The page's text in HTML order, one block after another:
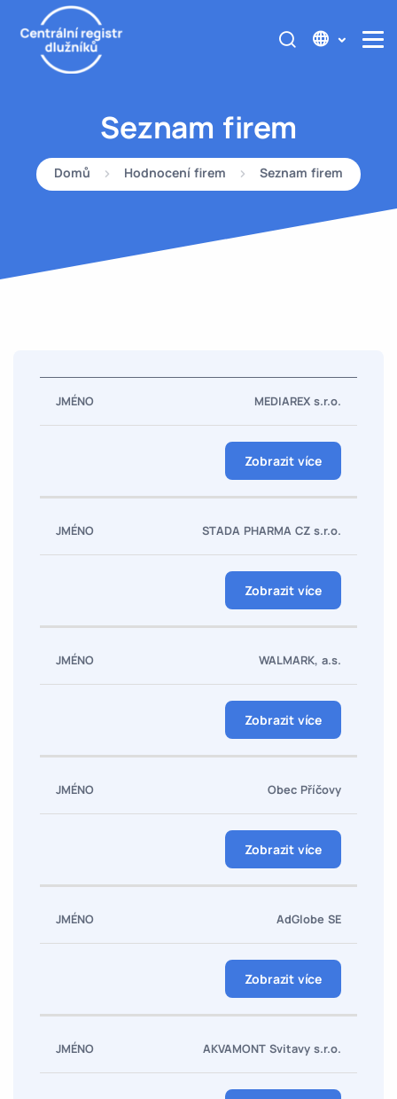
Seznam firem
Domů Hodnocení firem Seznam firem
Firma MEDIAREX s.r.o.
Zobrazit více
STADA PHARMA CZ s.r.o.
Zobrazit více
WALMARK, a.s.
Zobrazit více
Obec Příčovy
Zobrazit více
AdGlobe SE
Zobrazit více
AKVAMONT Svitavy s.r.o.